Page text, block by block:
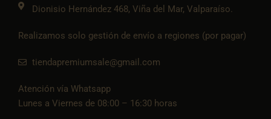
Dionisio Hernández 468, Viña del Mar, Valparaíso.
Realizamos solo gestión de envío a regiones (por pagar)
tiendapremiumsale@gmail.com
Atención vía Whatsapp
Lunes a Viernes de 08:00 – 16:30 horas